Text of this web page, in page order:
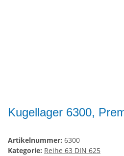
Kugellager 6300,
Artikelnummer: 6300
Kategorie: Reihe 63 DIN 625